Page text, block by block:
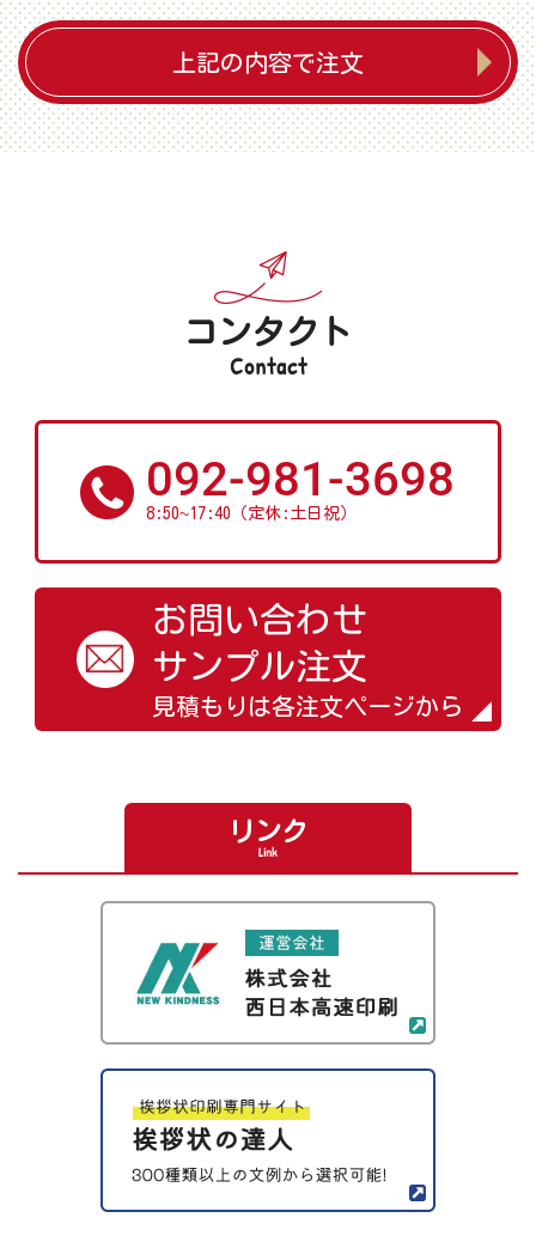
上記の内容で注文
コンタクト
Contact
092-981-3698
8:50~17:40（定休:土日祝）
お問い合わせ
サンプル注文
見積もりは各注文ページから
リンク
Link